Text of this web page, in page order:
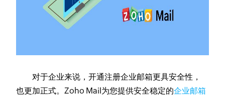
对于企业来说，开通注册企业邮箱更具安全性，
也更加正式。Zoho Mail为您提供安全稳定的企业邮箱